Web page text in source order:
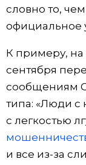
словно то,
официальное
К примеру, на
сентября
сообщениям
типа: «Люди
с легкостью
и все из-за